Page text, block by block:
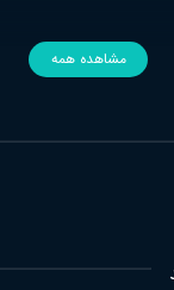
مشاهده همه